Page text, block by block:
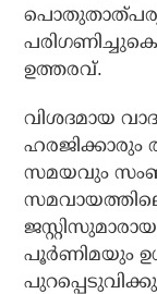
ഉത്തരവ്.
വിശദമായ
ഹരജിക്കാരും
സമയവും
പൂർണിമയും